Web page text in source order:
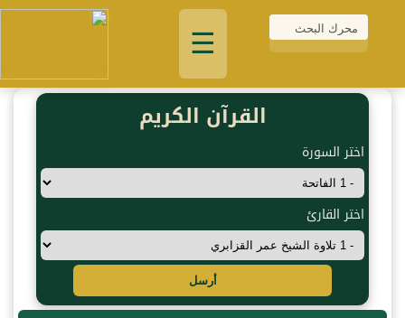
☰
القرآن الكريم
اختر السورة
اختر القارئ
أرسل